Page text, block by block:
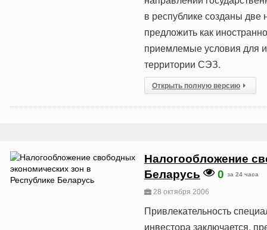
в республике созданы
предложить как
приемлемые условия для
территории СЭЗ.
Открыть полную версию
Налогообложение
Беларусь
0 за 24 часа
28 октября 2006
Привлекательность
инвестора заключается,